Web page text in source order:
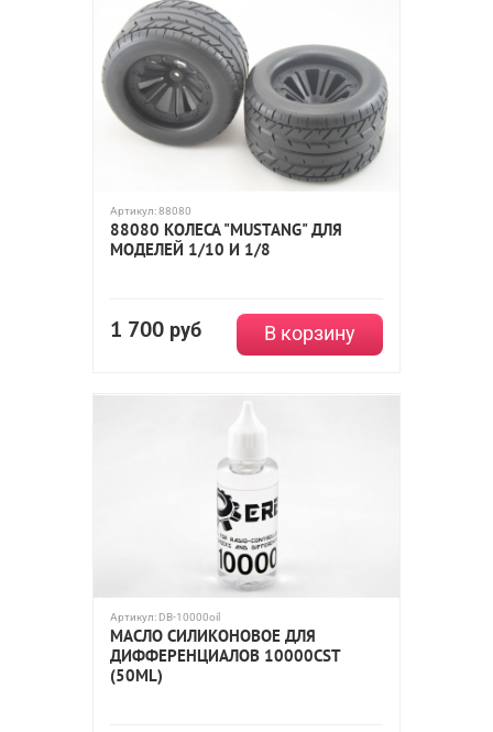
Артикул:88080
88080 КОЛЕСА "MUSTANG" ДЛЯ
МОДЕЛЕЙ 1/10 И 1/8
1 700 руб В корзину
Артикул: DB-10000oil
МАСЛО СИЛИКОНОВОЕ ДЛЯ
ДИФФЕРЕНЦИАЛОВ 10000CST
(50ML)